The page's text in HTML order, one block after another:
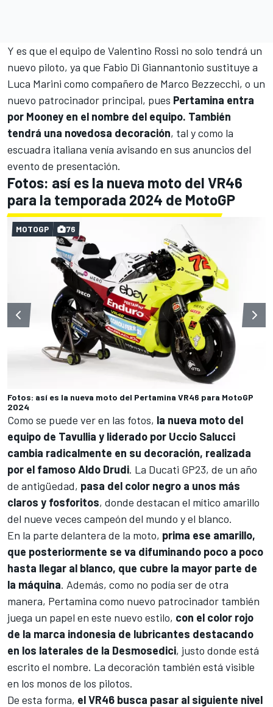
Y es que el equipo de Valentino Rossi no solo tendrá un
nuevo piloto, ya que Fabio Di Giannantonio sustituye a
Luca Marini como compañero de Marco Bezzecchi, o un
nuevo patrocinador principal, pues Pertamina entra
por Mooney en el nombre del equipo. También
tendrá una novedosa decoración, tal y como la
escuadra italiana venía avisando en sus anuncios del
evento de presentación.
Fotos: así es la nueva moto del VR46
para la temporada 2024 de MotoGP
Fotos: así es la nueva moto del Pertamina VR46 para MotoGP
2024
MOTOGP 76
Como se puede ver en las fotos, la nueva moto del
equipo de Tavullia y liderado por Uccio Salucci
cambia radicalmente en su decoración, realizada
por el famoso Aldo Drudi. La Ducati GP23, de un año
de antigüedad, pasa del color negro a unos más
claros y fosforitos, donde destacan el mítico amarillo
del nueve veces campeón del mundo y el blanco.
En la parte delantera de la moto, prima ese amarillo,
que posteriormente se va difuminando poco a poco
hasta llegar al blanco, que cubre la mayor parte de
la máquina. Además, como no podía ser de otra
manera, Pertamina como nuevo patrocinador también
juega un papel en este nuevo estilo, con el color rojo
de la marca indonesia de lubricantes destacando
en los laterales de la Desmosedici, justo donde está
escrito el nombre. La decoración también está visible
en los monos de los pilotos.
De esta forma, el VR46 busca pasar al siguiente nivel